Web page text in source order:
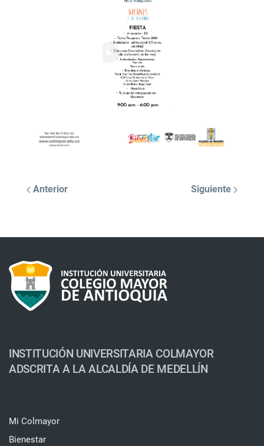
Anterior Siguiente
INSTITUCIÓN UNIVERSITARIA COLMAYOR
ADSCRITA A LA ALCALDÍA DE MEDELLÍN
Mi Colmayor
Bienestar